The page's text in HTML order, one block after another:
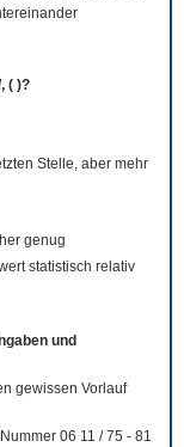
( )?
Stelle, aber mehr
genug
statistisch relativ
und
gewissen Vorlauf
06 11 / 75 - 81